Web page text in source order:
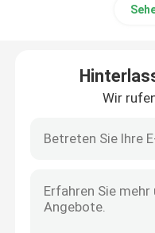
Insekt getragener
Nukleinsäure-
Medizinisches
Wir